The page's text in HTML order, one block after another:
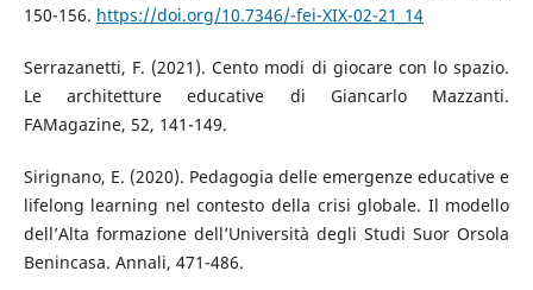
150-156. https://doi.org/10.7346/-fei-XIX-02-21_14
Serrazanetti, F. (2021). Cento modi di giocare con lo spazio.
Le architetture educative di Giancarlo Mazzanti.
FAMagazine, 52, 141-149.
Sirignano, E. (2020). Pedagogia delle emergenze educative e
lifelong learning nel contesto della crisi globale. Il modello
dell’Alta formazione dell’Università degli Studi Suor Orsola
Benincasa. Annali, 471-486.